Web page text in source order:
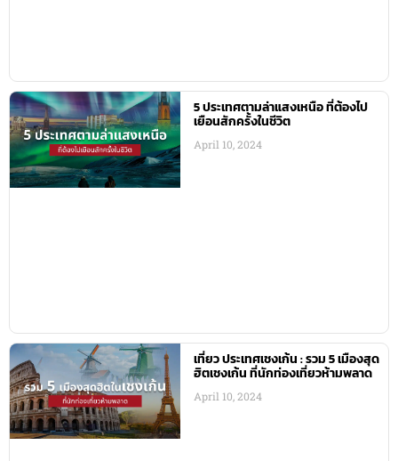
5 ประเทศตามล่าแสงเหนือ ที่ต้องไป
เยือนสักครั้งในชีวิต
April 10, 2024
เที่ยว ประเทศเชงเก้น : รวม 5 เมืองสุด
ฮิตเชงเก้น ที่นักท่องเที่ยวห้ามพลาด
April 10, 2024